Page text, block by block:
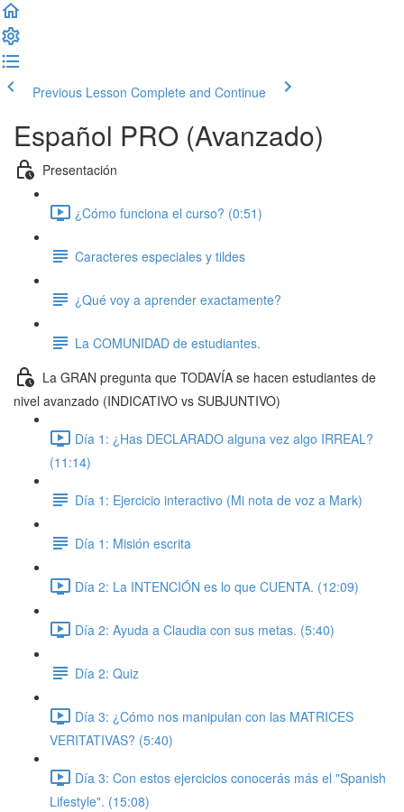
Previous Lesson Complete and Continue
Español PRO (Avanzado)
Presentación
¿Cómo funciona el curso? (0:51)
Caracteres especiales y tildes
¿Qué voy a aprender exactamente?
La COMUNIDAD de estudiantes.
La GRAN pregunta que TODAVÍA se hacen estudiantes de
nivel avanzado (INDICATIVO vs SUBJUNTIVO)
Día 1: ¿Has DECLARADO alguna vez algo IRREAL?
(11:14)
Día 1: Ejercicio interactivo (Mi nota de voz a Mark)
Día 1: Misión escrita
Día 2: La INTENCIÓN es lo que CUENTA. (12:09)
Día 2: Ayuda a Claudia con sus metas. (5:40)
Día 2: Quiz
Día 3: ¿Cómo nos manipulan con las MATRICES
VERITATIVAS? (5:40)
Día 3: Con estos ejercicios conocerás más el "Spanish
Lifestyle". (15:08)